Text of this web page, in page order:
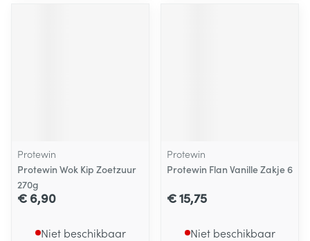
Protewin
Protewin Wok Kip Zoetzuur
270g
€ 6,90
Niet beschikbaar
Protewin
Protewin Flan Vanille Zakje 6
€ 15,75
Niet beschikbaar